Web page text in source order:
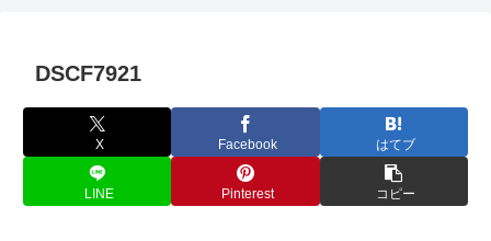
DSCF7921
X Facebook はてブ
LINE Pinterest コピー